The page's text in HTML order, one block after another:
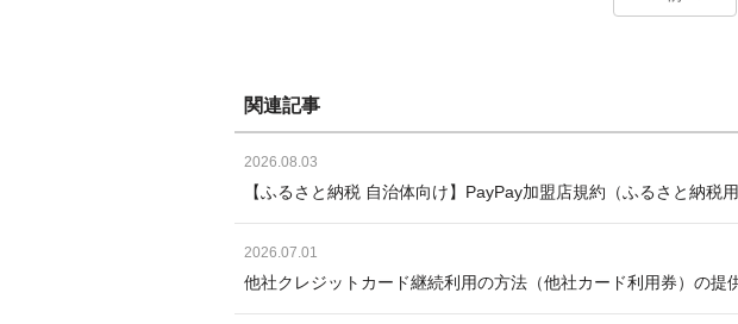
関連記事
2026.08.03
【ふるさと納税 自治体向け】PayPay加盟店規約（ふるさと納税
2026.07.01
他社クレジットカード継続利用の方法（他社カード利用券）の提